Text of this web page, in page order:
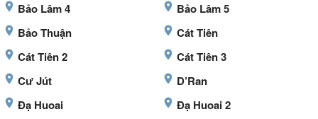
Bảo Lâm 4
Bảo Lâm 5
Bảo Thuận
Cát Tiên
Cát Tiên 2
Cát Tiên 3
Cư Jút
D’Ran
Đạ Huoai
Đạ Huoai 2